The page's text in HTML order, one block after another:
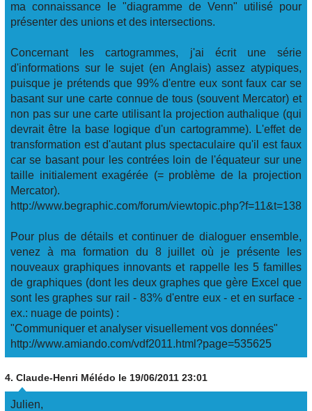
ma connaissance le "diagramme de Venn" utilisé pour
présenter des unions et des intersections.
Concernant les cartogrammes, j'ai écrit une série
d'informations sur le sujet (en Anglais) assez atypiques,
puisque je prétends que 99% d'entre eux sont faux car se
basant sur une carte connue de tous (souvent Mercator) et
non pas sur une carte utilisant la projection authalique (qui
devrait être la base logique d'un cartogramme). L'effet de
transformation est d'autant plus spectaculaire qu'il est faux
car se basant pour les contrées loin de l'équateur sur une
taille initialement exagérée (= problème de la projection
Mercator).
http://www.begraphic.com/forum/viewtopic.php?f=11&t=138
Pour plus de détails et continuer de dialoguer ensemble,
venez à ma formation du 8 juillet où je présente les
nouveaux graphiques innovants et rappelle les 5 familles
de graphiques (dont les deux graphes que gère Excel que
sont les graphes sur rail - 83% d'entre eux - et en surface -
ex.: nuage de points) :
"Communiquer et analyser visuellement vos données"
http://www.amiando.com/vdf2011.html?page=535625
4. Claude-Henri Mélédo le 19/06/2011 23:01
Julien,